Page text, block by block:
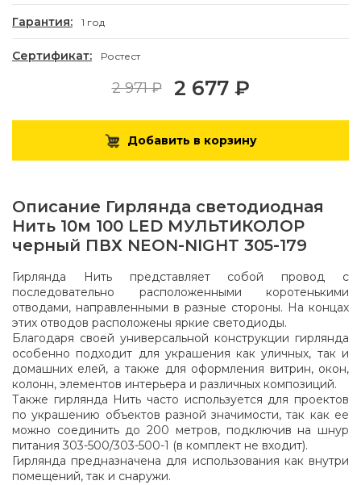
Гарантия: 1 год
Сертификат: Ростест
2 971 ₽ 2 677 ₽
Добавить в корзину
Описание Гирлянда светодиодная
Нить 10м 100 LED МУЛЬТИКОЛОР
черный ПВХ NEON-NIGHT 305-179
Гирлянда Нить представляет собой провод с
последовательно расположенными коротенькими
отводами, направленными в разные стороны. На концах
этих отводов расположены яркие светодиоды.
Благодаря своей универсальной конструкции гирлянда
особенно подходит для украшения как уличных, так и
домашних елей, а также для оформления витрин, окон,
колонн, элементов интерьера и различных композиций.
Также гирлянда Нить часто используется для проектов
по украшению объектов разной значимости, так как ее
можно соединить до 200 метров, подключив на шнур
питания 303-500/303-500-1 (в комплект не входит).
Гирлянда предназначена для использования как внутри
помещений, так и снаружи.